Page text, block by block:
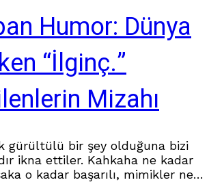
Humor: Dünya
“İlginç.”
Mizahı
gürültülü bir şey olduğuna bizi
ikna ettiler. Kahkaha ne kadar
o kadar başarılı, mimikler ne